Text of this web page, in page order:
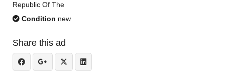
Republic Of The
Condition new
Share this ad